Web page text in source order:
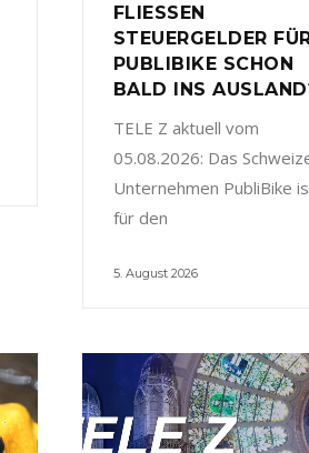
FLIESSEN
STEUERGELDER
PUBLIBIKE SCHON
BALD INS
TELE Z aktuell vom
05.08.2026: Das
Unternehmen PubliBike
für den
5. August 2026